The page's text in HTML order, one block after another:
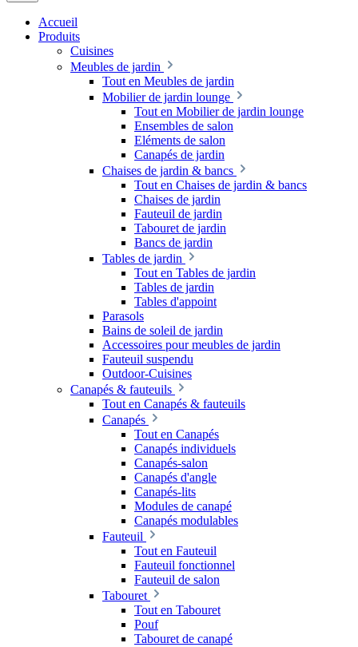
Accueil
Produits
Cuisines
Meubles de jardin
Tout en Meubles de jardin
Mobilier de jardin lounge
Tout en Mobilier de jardin lounge
Ensembles de salon
Eléments de salon
Canapés de jardin
Chaises de jardin & bancs
Tout en Chaises de jardin & bancs
Chaises de jardin
Fauteuil de jardin
Tabouret de jardin
Bancs de jardin
Tables de jardin
Tout en Tables de jardin
Tables de jardin
Tables d'appoint
Parasols
Bains de soleil de jardin
Accessoires pour meubles de jardin
Fauteuil suspendu
Outdoor-Cuisines
Canapés & fauteuils
Tout en Canapés & fauteuils
Canapés
Tout en Canapés
Canapés individuels
Canapés-salon
Canapés d'angle
Canapés-lits
Modules de canapé
Canapés modulables
Fauteuil
Tout en Fauteuil
Fauteuil fonctionnel
Fauteuil de salon
Tabouret
Tout en Tabouret
Pouf
Tabouret de canapé